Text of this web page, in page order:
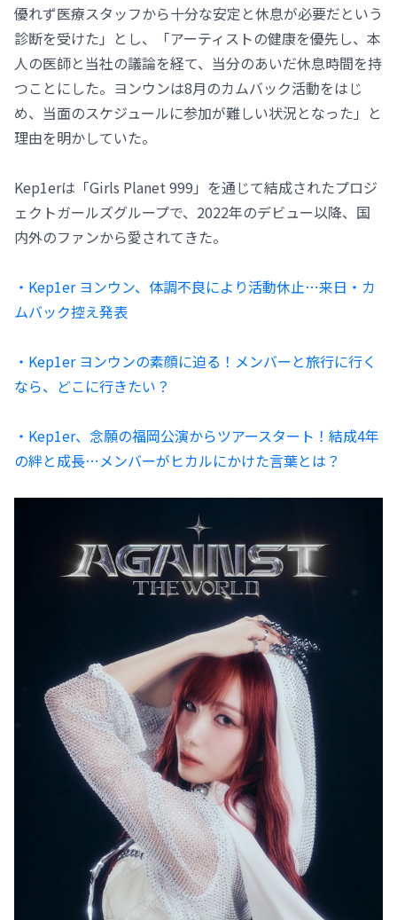
優れず医療スタッフから十分な安定と休息が必要だという
診断を受けた」とし、「アーティストの健康を優先し、本
人の医師と当社の議論を経て、当分のあいだ休息時間を持
つことにした。ヨンウンは8月のカムバック活動をはじ
め、当面のスケジュールに参加が難しい状況となった」と
理由を明かしていた。
Kep1erは「Girls Planet 999」を通じて結成されたプロジ
ェクトガールズグループで、2022年のデビュー以降、国
内外のファンから愛されてきた。
・Kep1er ヨンウン、体調不良により活動休止…来日・カ
ムバック控え発表
・Kep1er ヨンウンの素顔に迫る！メンバーと旅行に行く
なら、どこに行きたい？
・Kep1er、念願の福岡公演からツアースタート！結成4年
の絆と成長…メンバーがヒカルにかけた言葉とは？